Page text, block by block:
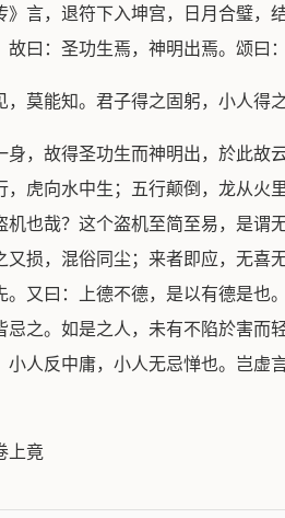
》言，退符下入坤宫，日月合璧，
曰：圣功生焉，神明出焉。颂曰
莫能知。君子得之固躬，小人得之
身，故得圣功生而神明出，於此
，虎向水中生；五行颠倒，龙从火
机也哉？这个盗机至简至易，是谓
损，混俗同尘；来者即应，无喜
。又曰：上德不德，是以有德是也
忌之。如是之人，未有不陷於害而
小人反中庸，小人无忌惮也。岂虚
上竟